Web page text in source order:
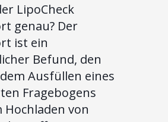
LipoCheck
genau? Der
ist ein
Befund, den
Ausfüllen eines
Fragebogens
Hochladen von